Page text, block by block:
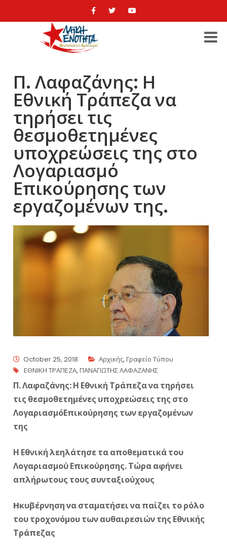
Π. Λαφαζάνης: Η
Εθνική Τράπεζα να
τηρήσει τις
θεσμοθετημένες
υποχρεώσεις της στο
Λογαριασμό
Επικούρησης των
εργαζομένων της.
October 25, 2018 Αρχικής,Γραφείο Τύπου
ΕΘΝΙΚΗ ΤΡΑΠΕΖΑ,ΠΑΝΑΓΙΩΤΗΣ ΛΑΦΑΖΑΝΗΣ
Π. Λαφαζάνης: Η Εθνική Τράπεζα να τηρήσει
τις θεσμοθετημένες υποχρεώσεις της στο
ΛογαριασμόΕπικούρησης των εργαζομένων
της
Η Εθνική λεηλάτησε τα αποθεματικά του
Λογαριασμού Επικούρησης. Τώρα αφήνει
απλήρωτους τους συνταξιούχους
Hκυβέρνηση να σταματήσει να παίζει το ρόλο
του τροχονόμου των αυθαιρεσιών της Εθνικής
Τράπεζας